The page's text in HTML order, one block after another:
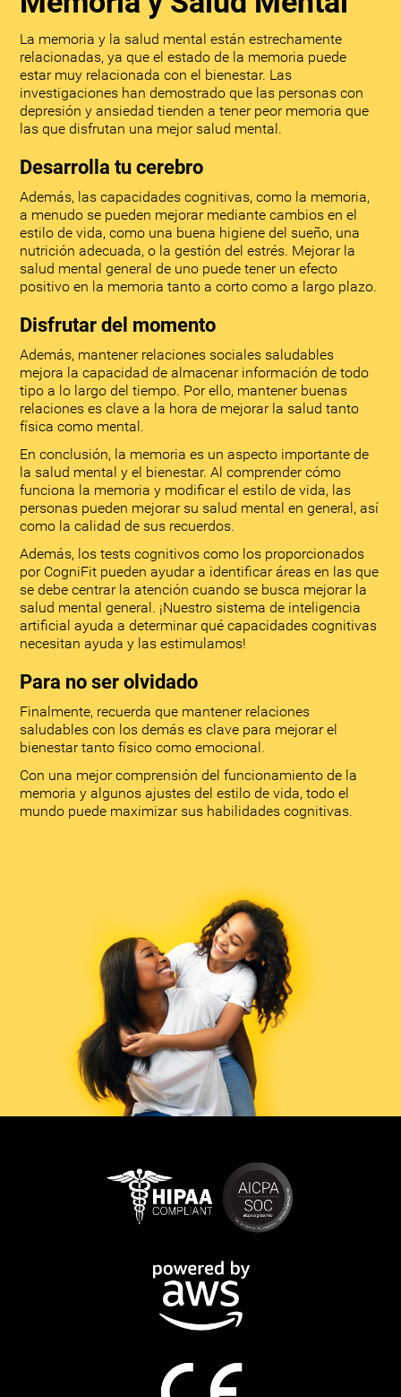
La memoria y la salud mental están estrechamente
relacionadas, ya que el estado de la memoria puede
estar muy relacionada con el bienestar. Las
investigaciones han demostrado que las personas con
depresión y ansiedad tienden a tener peor memoria que
las que disfrutan una mejor salud mental.
Desarrolla tu cerebro
Además, las capacidades cognitivas, como la memoria,
a menudo se pueden mejorar mediante cambios en el
estilo de vida, como una buena higiene del sueño, una
nutrición adecuada, o la gestión del estrés. Mejorar la
salud mental general de uno puede tener un efecto
positivo en la memoria tanto a corto como a largo plazo.
Disfrutar del momento
Además, mantener relaciones sociales saludables
mejora la capacidad de almacenar información de todo
tipo a lo largo del tiempo. Por ello, mantener buenas
relaciones es clave a la hora de mejorar la salud tanto
física como mental.
En conclusión, la memoria es un aspecto importante de
la salud mental y el bienestar. Al comprender cómo
funciona la memoria y modificar el estilo de vida, las
personas pueden mejorar su salud mental en general, así
como la calidad de sus recuerdos.
Además, los tests cognitivos como los proporcionados
por CogniFit pueden ayudar a identificar áreas en las que
se debe centrar la atención cuando se busca mejorar la
salud mental general. ¡Nuestro sistema de inteligencia
artificial ayuda a determinar qué capacidades cognitivas
necesitan ayuda y las estimulamos!
Para no ser olvidado
Finalmente, recuerda que mantener relaciones
saludables con los demás es clave para mejorar el
bienestar tanto físico como emocional.
Con una mejor comprensión del funcionamiento de la
memoria y algunos ajustes del estilo de vida, todo el
mundo puede maximizar sus habilidades cognitivas.